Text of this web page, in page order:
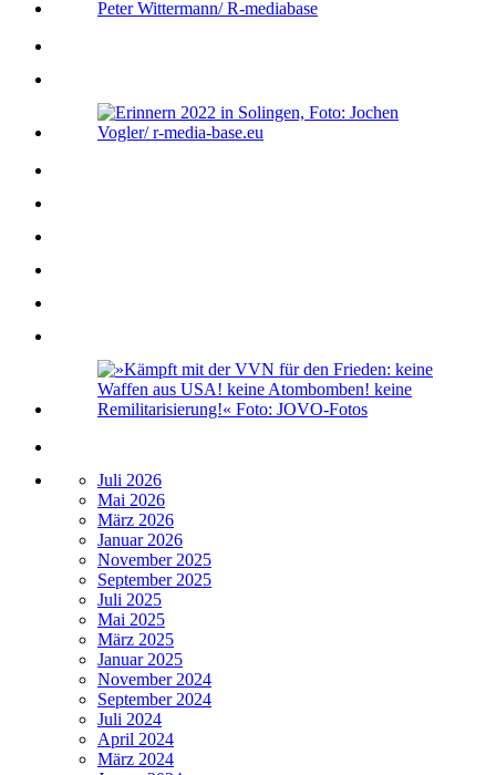
Juli 2026
Mai 2026
März 2026
Januar 2026
November 2025
September 2025
Juli 2025
Mai 2025
März 2025
Januar 2025
November 2024
September 2024
Juli 2024
April 2024
März 2024